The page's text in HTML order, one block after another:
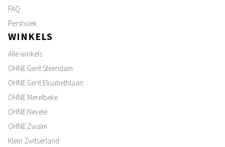
FAQ
Pershoek
WINKELS
Alle winkels
OHNE Gent Steendam
OHNE Gent Elisabethlaan
OHNE Merelbeke
OHNE Nevele
OHNE Zwalm
Klein Zwitserland